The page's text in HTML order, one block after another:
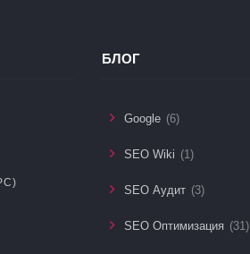
БЛОГ
Google (6)
SEO Wiki (1)
SEO Аудит (3)
SEO Оптимизация (31)